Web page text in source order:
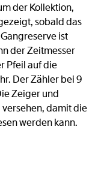
der Kollektion,
sobald das
ist
der Zeitmesser
Pfeil auf die
Der Zähler bei 9
Zeiger und
damit die
werden kann.